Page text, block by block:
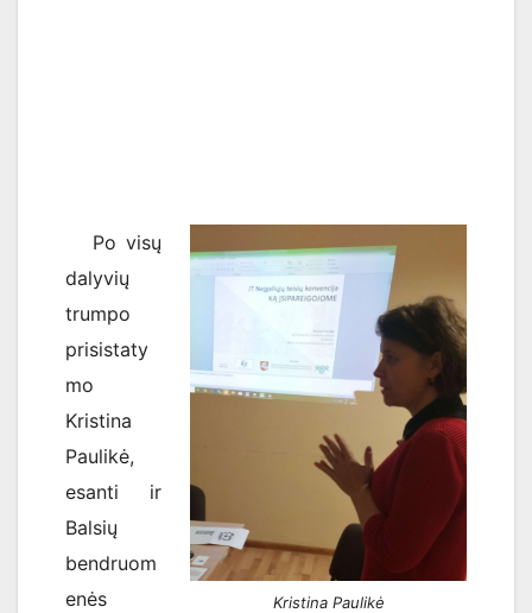
Kristina Paulikė
Po visų
dalyvių
trumpo
prisistaty
mo
Kristina
Paulikė,
esanti ir
Balsių
bendruom
enės